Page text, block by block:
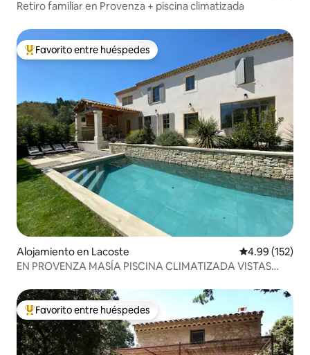
Retiro familiar en Provenza + piscina climatizada
Favorito entre huéspedes preferido
Favorito entre huéspedes
Alojamiento en Lacoste Calificación
4.99 (152)
EN PROVENZA MASÍA PISCINA CLIMATIZADA VISTAS
Favorito entre huéspedes preferido
Favorito entre huéspedes